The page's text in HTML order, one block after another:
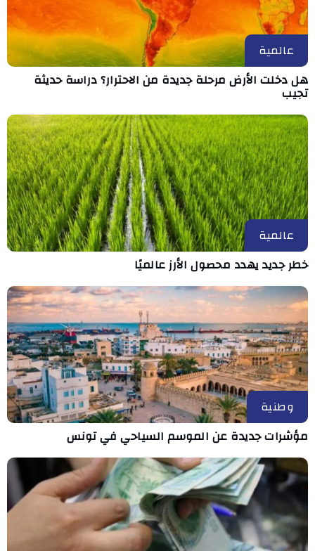
عالمية
هل دخلت الأرض مرحلة جديدة من الاحترار؟ دراسة حديثة
تجيب
عالمية
خطر جديد يهدد محصول الأرز عالميًا
وطنية
مؤشرات جديدة عن الموسم السياحي في تونس